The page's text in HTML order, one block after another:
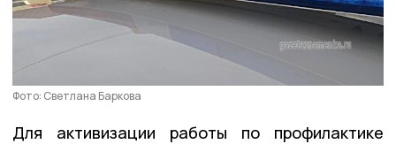
Фото: Светлана Баркова
Для активизации работы по профилактике